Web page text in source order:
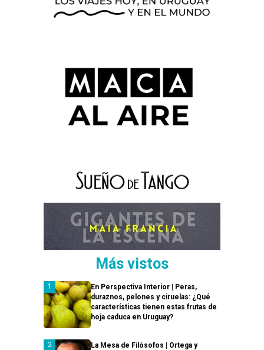
Más vistos
En Perspectiva Interior | Peras,
duraznos, pelones y ciruelas: ¿Qué
características tienen estas frutas de
hoja caduca en Uruguay?
La Mesa de Filósofos | Ortega y